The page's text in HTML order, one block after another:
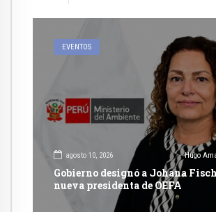
EVENTOS
agosto 10, 2026 Hugo
Gobierno designó a Johana
nueva presidenta de OEFA